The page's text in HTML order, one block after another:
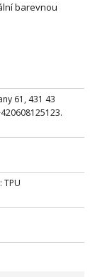
barevnou
61, 431 43